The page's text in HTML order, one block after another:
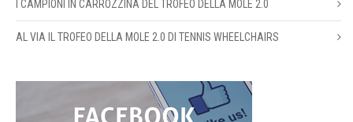
I CAMPIONI IN CARROZZINA DEL TROFEO DELLA MOLE 2.0
AL VIA IL TROFEO DELLA MOLE 2.0 DI TENNIS WHEELCHAIRS